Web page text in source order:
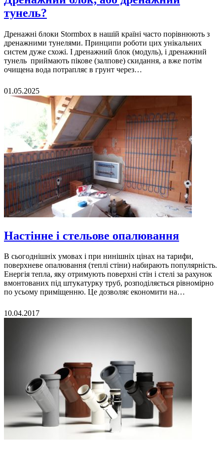
тунель?
Дренажні блоки Stormbox в нашій країні часто порівнюють з
дренажними тунелями. Принципи роботи цих унікальних
систем дуже схожі. І дренажний блок (модуль), і дренажний
тунель приймають пікове (залпове) скидання, а вже потім
очищена вода потрапляє в грунт через…
01.05.2025
Настінне і стельове опалювання
В сьогоднішніх умовах і при нинішніх цінах на тарифи,
поверхневе опалювання (теплі стіни) набирають популярність.
Енергія тепла, яку отримують поверхні стін і стелі за рахунок
вмонтованих під штукатурку труб, розподіляється рівномірно
по усьому приміщенню. Це дозволяє економити на…
10.04.2017